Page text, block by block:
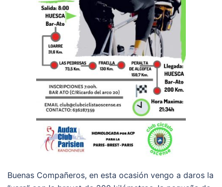
Buenas Compañeros, en esta ocasión vengo a daros la